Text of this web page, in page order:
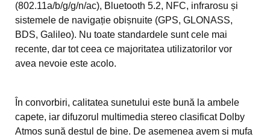
(802.11a/b/g/g/n/ac), Bluetooth 5.2, NFC, infrarosu și
sistemele de navigație obișnuite (GPS, GLONASS,
BDS, Galileo). Nu toate standardele sunt cele mai
recente, dar tot ceea ce majoritatea utilizatorilor vor
avea nevoie este acolo.
În convorbiri, calitatea sunetului este bună la ambele
capete, iar difuzorul multimedia stereo clasificat Dolby
Atmos sună destul de bine. De asemenea avem si mufa